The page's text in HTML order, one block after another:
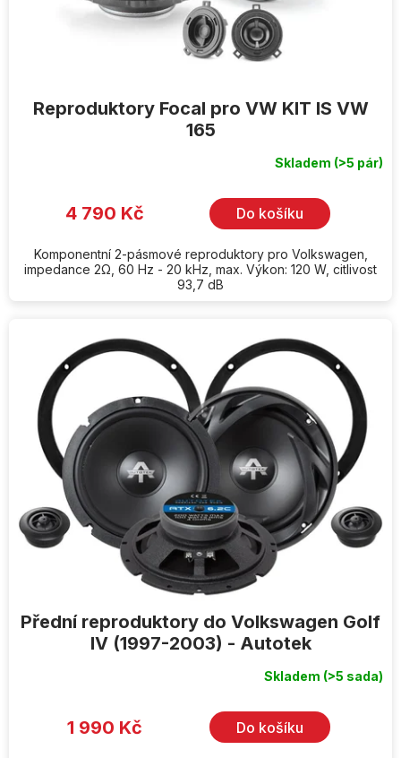
Reproduktory Focal pro VW KIT IS VW
165
Skladem (>5 pár)
4 790 Kč Do košíku
Komponentní 2-pásmové reproduktory pro Volkswagen,
impedance 2Ω, 60 Hz - 20 kHz, max. Výkon: 120 W, citlivost
93,7 dB
Přední reproduktory do Volkswagen Golf
IV (1997-2003) - Autotek
Skladem (>5 sada)
1 990 Kč Do košíku